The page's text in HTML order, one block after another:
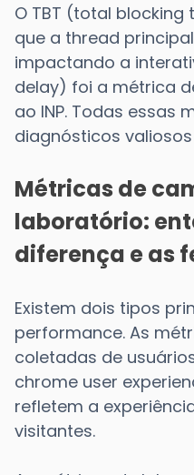
O TBT (total
que a thread
impactando a
delay) foi a métrica
ao INP. Todas essas
diagnósticos
Métricas de
laboratório:
diferença e as
Existem dois tipos
performance. As
coletadas de
chrome user
refletem a
visitantes.